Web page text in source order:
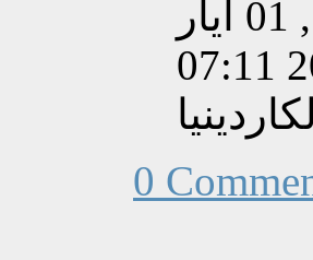
تم إنشاءه بتاريخ الخميس, 01 أيار
0